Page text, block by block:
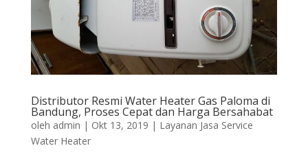
Distributor Resmi Water Heater Gas Paloma di
Bandung, Proses Cepat dan Harga Bersahabat
oleh admin | Okt 13, 2019 | Layanan Jasa Service
Water Heater